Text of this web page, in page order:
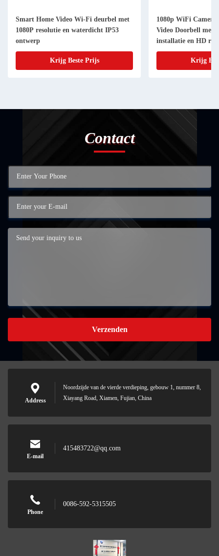
Smart Home Video Wi-Fi deurbel met
1080P resolutie en waterdicht IP53
ontwerp
Krijg Beste Prijs
1080p WiFi Camera
Video Doorbell met
installatie en HD
Krijg
Contact
Verzenden
Address
Noordzijde van de vierde verdieping, gebouw 1, nummer 8,
Xiayang Road, Xiamen, Fujian, China
E-mail
415483722@qq.com
Phone
0086-592-5315505